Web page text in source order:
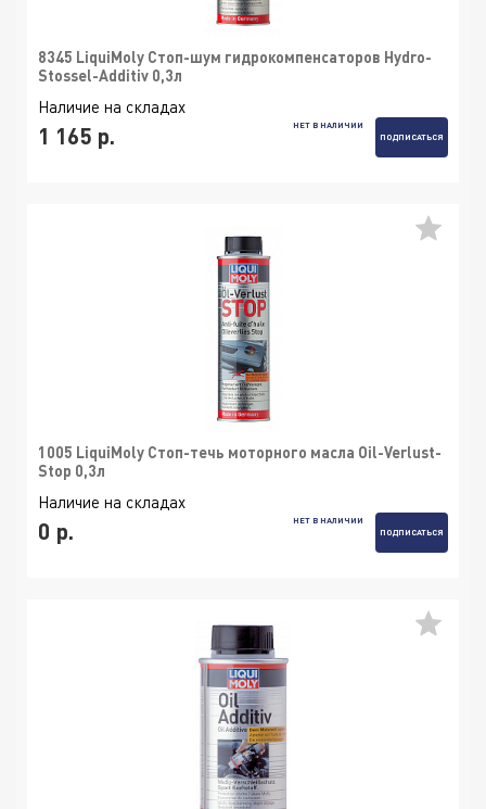
8345 LiquiMoly Стоп-шум гидрокомпенсаторов Hydro-
Stossel-Additiv 0,3л
Наличие на складах
1 165 р.
НЕТ В НАЛИЧИИ
ПОДПИСАТЬСЯ
1005 LiquiMoly Стоп-течь моторного масла Oil-Verlust-
Stop 0,3л
Наличие на складах
0 р.
НЕТ В НАЛИЧИИ
ПОДПИСАТЬСЯ